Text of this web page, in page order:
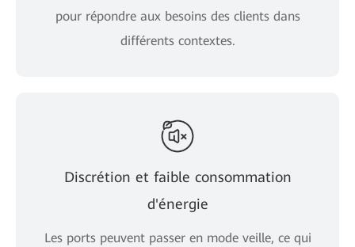
pour répondre aux besoins des clients dans
différents contextes.
Discrétion et faible consommation
d'énergie
Les ports peuvent passer en mode veille, ce qui